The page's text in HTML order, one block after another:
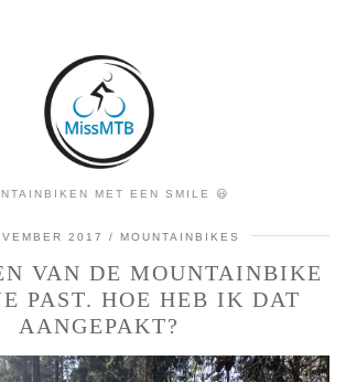
MET EEN SMILE 😃
2017 MOUNTAINBIKES
VAN DE MOUNTAINBIKE
PAST. HOE HEB IK DAT
AANGEPAKT?